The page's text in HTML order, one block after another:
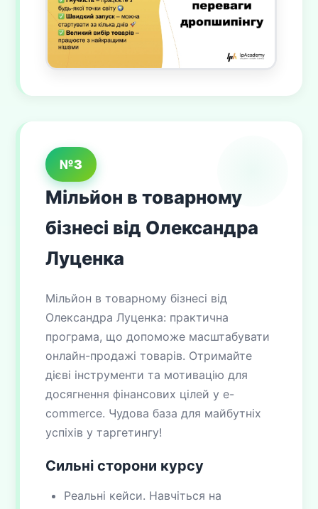
№3
Мільйон в товарному
бізнесі від Олександра
Луценка
Мільйон в товарному бізнесі від
Олександра Луценка: практична
програма, що допоможе масштабувати
онлайн-продажі товарів. Отримайте
дієві інструменти та мотивацію для
досягнення фінансових цілей у e-
commerce. Чудова база для майбутніх
успіхів у таргетингу!
Сильні сторони курсу
Реальні кейси. Навчіться на